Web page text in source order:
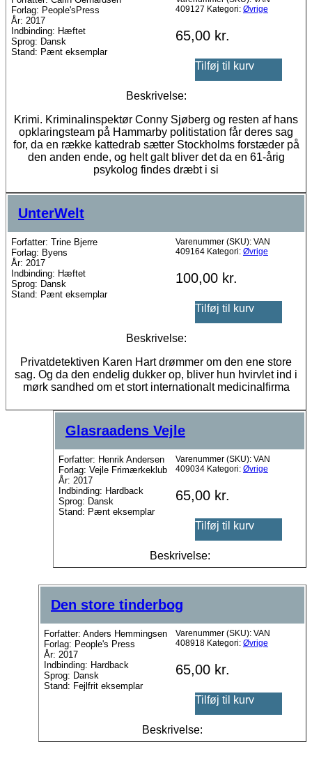
Forlag: People'sPress
År: 2017
Indbinding: Hæftet
Sprog: Dansk
Stand: Pænt eksemplar
409127 Kategori: Øvrige
65,00 kr.
Tilføj til kurv
Beskrivelse:
Krimi. Kriminalinspektør Conny Sjøberg og resten af hans
opklaringsteam på Hammarby politistation får deres sag
for, da en række kattedrab sætter Stockholms forstæder på
den anden ende, og helt galt bliver det da en 61-årig
psykolog findes dræbt i si
UnterWelt
Forfatter: Trine Bjerre
Forlag: Byens
År: 2017
Indbinding: Hæftet
Sprog: Dansk
Stand: Pænt eksemplar
Varenummer (SKU): VAN
409164 Kategori: Øvrige
100,00 kr.
Tilføj til kurv
Beskrivelse:
Privatdetektiven Karen Hart drømmer om den ene store
sag. Og da den endelig dukker op, bliver hun hvirvlet ind i
mørk sandhed om et stort internationalt medicinalfirma
Glasraadens Vejle
Forfatter: Henrik Andersen
Forlag: Vejle Frimærkeklub
År: 2017
Indbinding: Hardback
Sprog: Dansk
Stand: Pænt eksemplar
Varenummer (SKU): VAN
409034 Kategori: Øvrige
65,00 kr.
Tilføj til kurv
Beskrivelse:
Den store tinderbog
Forfatter: Anders Hemmingsen
Forlag: People's Press
År: 2017
Indbinding: Hardback
Sprog: Dansk
Stand: Fejlfrit eksemplar
Varenummer (SKU): VAN
408918 Kategori: Øvrige
65,00 kr.
Tilføj til kurv
Beskrivelse: